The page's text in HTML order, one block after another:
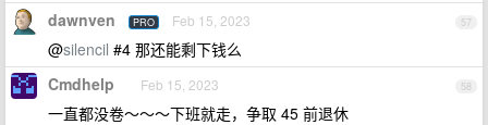
57
dawnven PRO Feb 15, 2023
@silencil #4 那还能剩下钱么
58
Cmdhelp Feb 15, 2023
一直都没卷～～～下班就走，争取 45 前退休